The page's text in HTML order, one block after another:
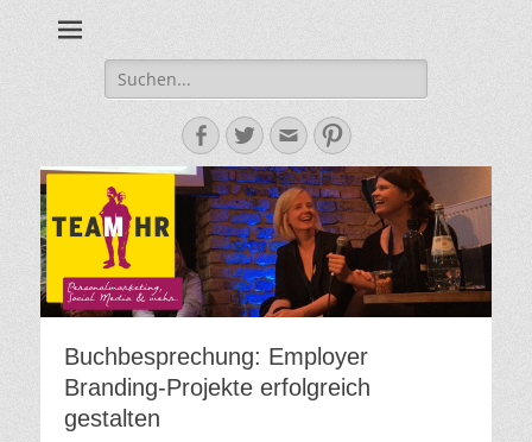
Blog
Suche
nach:
Facebook
Twitter
E-
Mail-
Adresse
Pinterest
Buchbesprechung: Employer
Branding-Projekte erfolgreich
gestalten